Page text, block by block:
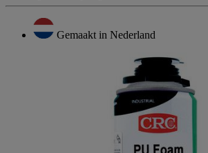
Gemaakt in Nederland